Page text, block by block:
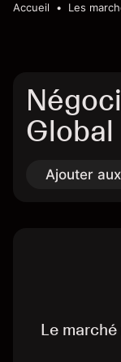
Accueil Les
Global
Ajouter
Le